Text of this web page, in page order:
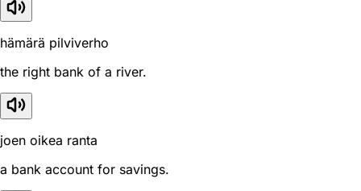
hämärä pilviverho
the right bank of a river.
joen oikea ranta
a bank account for savings.